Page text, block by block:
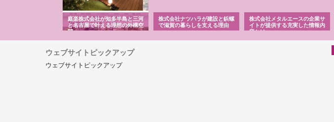
庭楽株式会社が知多半島と三河
と名古屋で叶える理想の外構空
間
株式会社ナツハラが建設と鋲螺
で滋賀の暮らしを支える理由
株式会社メタルエースの企業サ
イトが提供する充実した情報内
容とは
ウェブサイトピックアップ
ウェブサイトピックアップ